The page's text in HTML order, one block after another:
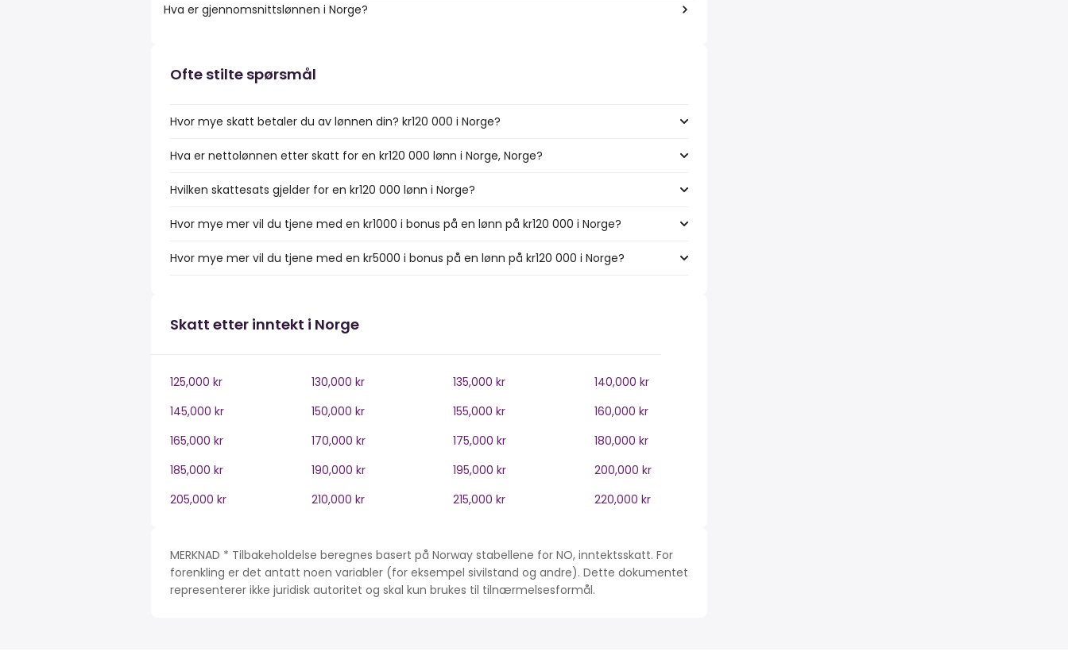
Hva er gjennomsnittslønnen i Norge?
Ofte stilte spørsmål
Hvor mye skatt betaler du av lønnen din? kr120 000 i Norge?
Hva er nettolønnen etter skatt for en kr120 000 lønn i Norge, Norge?
Hvilken skattesats gjelder for en kr120 000 lønn i Norge?
Hvor mye mer vil du tjene med en kr1000 i bonus på en lønn på kr120 000 i Norge?
Hvor mye mer vil du tjene med en kr5000 i bonus på en lønn på kr120 000 i Norge?
Skatt etter inntekt i Norge
125,000 kr 130,000 kr 135,000 kr
140,000 kr
145,000 kr
150,000 kr 155,000 kr
160,000 kr
165,000 kr
170,000 kr 175,000 kr
180,000 kr
185,000 kr
190,000 kr 195,000 kr
200,000 kr
205,000 kr
210,000 kr 215,000 kr 220,000 kr
MERKNAD * Tilbakeholdelse beregnes basert på Norway stabellene for NO, inntektsskatt. For
forenkling er det antatt noen variabler (for eksempel sivilstand og andre). Dette dokumentet
representerer ikke juridisk autoritet og skal kun brukes til tilnærmelsesformål.